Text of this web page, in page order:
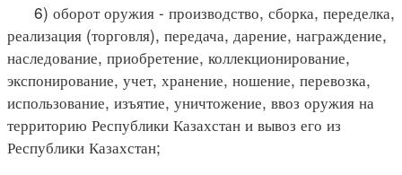
6) оборот оружия - производство, сборка, переделка,
реализация (торговля), передача, дарение, награждение,
наследование, приобретение, коллекционирование,
экспонирование, учет, хранение, ношение, перевозка,
использование, изъятие, уничтожение, ввоз оружия на
территорию Республики Казахстан и вывоз его из
Республики Казахстан;